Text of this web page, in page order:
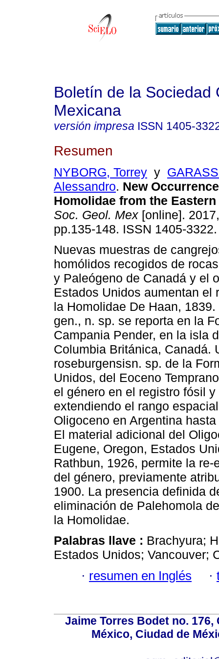
Boletín de la Sociedad
Mexicana
versión impresa ISSN 1405-
Resumen
NYBORG, Torrey y
Alessandro. New
Homolidae from the
Soc. Geol. Mex [online].
pp.135-148. ISSN 1405-3322.
Nuevas muestras de
homólidos recogidos de
y Paleógeno de Canadá y el
Estados Unidos aumentan el
la Homolidae De Haan,
gen., n. sp. se reporta en la
Campania Pender, en la isla
Columbia Británica, Canadá.
roseburgensisn. sp. de la
Unidos, del Eoceno
el género en el registro fósil
extendiendo el rango
Oligoceno en Argentina
El material adicional del
Eugene, Oregon, Estados
Rathbun, 1926, permite la
del género, previamente
1900. La presencia definida
eliminación de Palehomola
la Homolidae.
Palabras llave : Brachyura;
Estados Unidos; Vancouver;
· resumen en Inglés ·
Jaime Torres Bodet no. 176,
México, Ciudad de